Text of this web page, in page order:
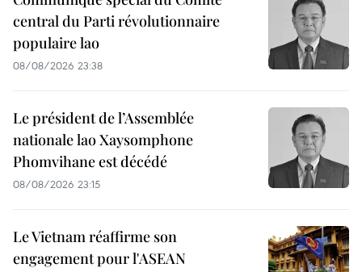
central du Parti révolutionnaire
populaire lao
08/08/2026 23:38
Le président de l’Assemblée
nationale lao Xaysomphone
Phomvihane est décédé
08/08/2026 23:15
Le Vietnam réaffirme son
engagement pour l'ASEAN